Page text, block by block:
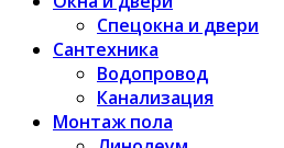
Спецокна и двери
Сантехника
Водопровод
Канализация
Монтаж пола